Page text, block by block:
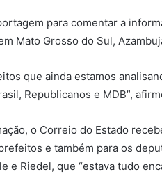
para comentar a
Mato Grosso do Sul,
que ainda estamos
Republicanos e MDB”,
o Correio do Estado
e também para os
e Riedel, que “estava tudo